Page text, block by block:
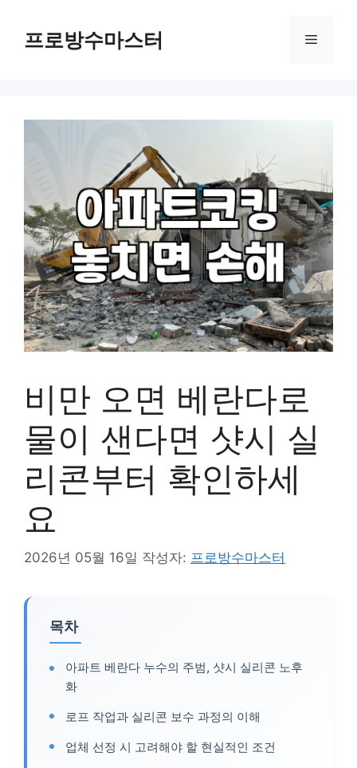
프로방수마스터 메
비만 오면 베란다로
물이 샌다면 샷시 실
리콘부터 확인하세
요
2026년 05월 16일 작성자: 프로방수마스터
목차
아파트 베란다 누수의 주범, 샷시 실리콘 노후
화
로프 작업과 실리콘 보수 과정의 이해
업체 선정 시 고려해야 할 현실적인 조건